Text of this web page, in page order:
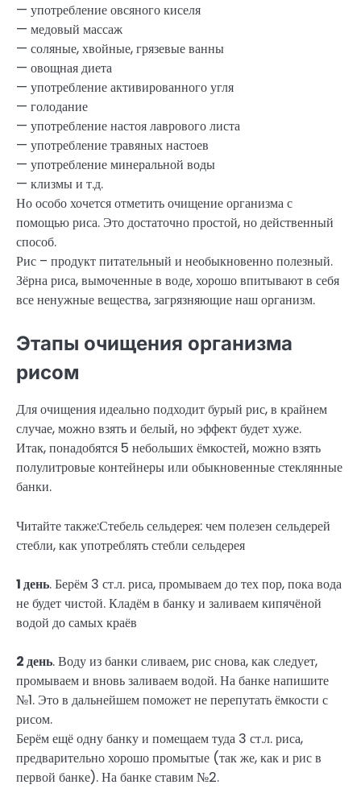
— употребление овсяного киселя
— медовый массаж
— соляные, хвойные, грязевые ванны
— овощная диета
— употребление активированного угля
— голодание
— употребление настоя лаврового листа
— употребление травяных настоев
— употребление минеральной воды
— клизмы и т.д.
Но особо хочется отметить очищение организма с
помощью риса. Это достаточно простой, но действенный
способ.
Рис – продукт питательный и необыкновенно полезный.
Зёрна риса, вымоченные в воде, хорошо впитывают в себя
все ненужные вещества, загрязняющие наш организм.
Этапы очищения организма
рисом
Для очищения идеально подходит бурый рис, в крайнем
случае, можно взять и белый, но эффект будет хуже.
Итак, понадобятся 5 небольших ёмкостей, можно взять
полулитровые контейнеры или обыкновенные стеклянные
банки.
Читайте также:Стебель сельдерея: чем полезен сельдерей
стебли, как употреблять стебли сельдерея
1 день. Берём 3 ст.л. риса, промываем до тех пор, пока вода
не будет чистой. Кладём в банку и заливаем кипячёной
водой до самых краёв
2 день. Воду из банки сливаем, рис снова, как следует,
промываем и вновь заливаем водой. На банке напишите
№1. Это в дальнейшем поможет не перепутать ёмкости с
рисом.
Берём ещё одну банку и помещаем туда 3 ст.л. риса,
предварительно хорошо промытые (так же, как и рис в
первой банке). На банке ставим №2.